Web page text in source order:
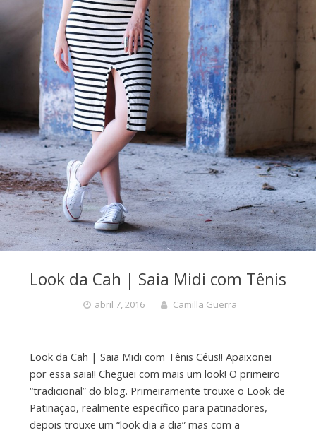
Look da Cah | Saia Midi com Tênis
abril 7, 2016 Camilla Guerra
Look da Cah | Saia Midi com Tênis Céus!! Apaixonei
por essa saia!! Cheguei com mais um look! O primeiro
“tradicional” do blog. Primeiramente trouxe o Look de
Patinação, realmente específico para patinadores,
depois trouxe um “look dia a dia” mas com a